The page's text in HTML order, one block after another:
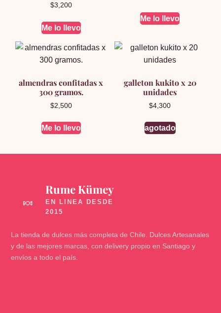
$3,200
Me lo llevo
Me lo llevo
almendras confitadas x
300 gramos.
$2,500
Me lo llevo
galleton kukito x 20
unidades
$4,300
agotado
🍬
Rume Kümey
La tienda de dulces más completa de Chile. Dulces Artesanales
y de las mejores marcas, con delivery propio en Santiago y
envíos a todo el país.